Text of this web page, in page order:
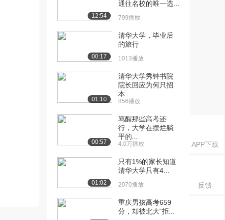
APP下载
反馈
12:54
通往名校的唯一选...
799播放
00:17
清华大学，毕业后
的旅行
1013播放
01:10
清华大学秀钟书院
院长回应为何只招
本...
856播放
00:57
骂醒那些高考还
行，大学在摆烂躺
平的...
4.0万播放
01:02
只有1%的家长知道
清华大学只有4...
2070播放
重庆男孩高考659
分，却被北大“拒...